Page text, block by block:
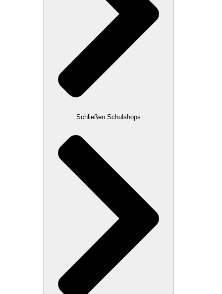
Schließen Schulshops